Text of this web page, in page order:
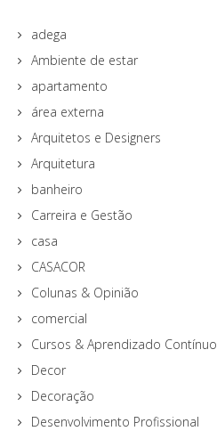
adega
Ambiente de estar
apartamento
área externa
Arquitetos e Designers
Arquitetura
banheiro
Carreira e Gestão
casa
CASACOR
Colunas & Opinião
comercial
Cursos & Aprendizado Contínuo
Decor
Decoração
Desenvolvimento Profissional